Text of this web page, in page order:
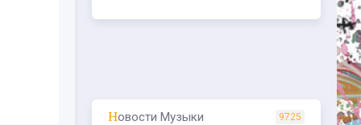
Новости Музыки 9725